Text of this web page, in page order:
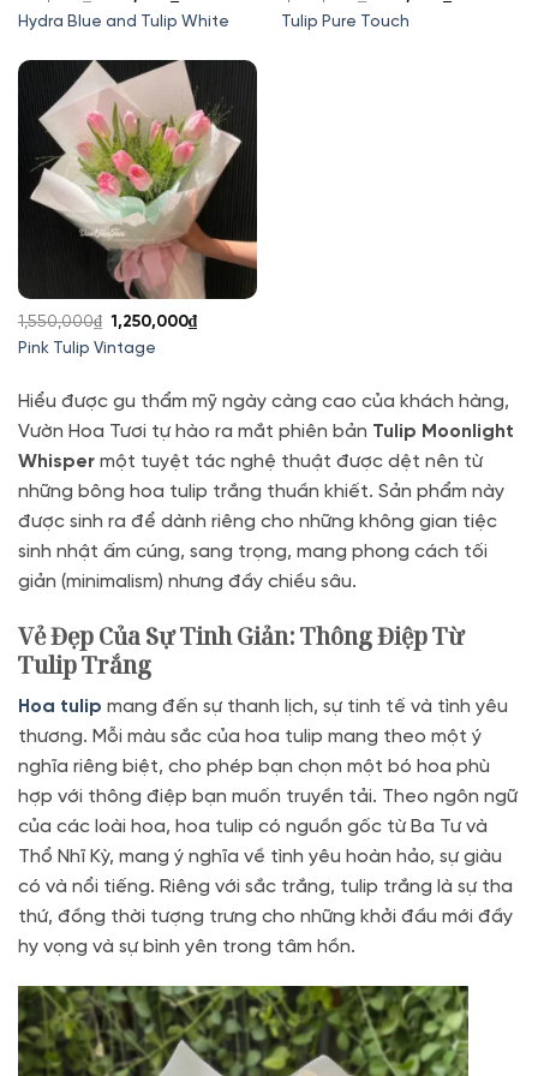
Hydra Blue and Tulip White
gốc
750,000₫.
hiện
là:
680,000₫.
Tulip Pure Touch
gốc
Pink Tulip Vintage
1,550,000₫ Giá
gốc
1,550,000₫.
1,250,000₫Giá
là:
Hiểu được gu thẩm mỹ ngày càng cao của khách hàng,
Vườn Hoa Tươi tự hào ra mắt phiên bản Tulip Moonlight
Whisper một tuyệt tác nghệ thuật được dệt nên từ
những bông hoa tulip trắng thuần khiết. Sản phẩm này
được sinh ra để dành riêng cho những không gian tiệc
sinh nhật ấm cúng, sang trọng, mang phong cách tối
giản (minimalism) nhưng đầy chiều sâu.
Vẻ Đẹp Của Sự Tinh Giản: Thông Điệp Từ
Tulip Trắng
Hoa tulip mang đến sự thanh lịch, sự tinh tế và tình yêu
thương. Mỗi màu sắc của hoa tulip mang theo một ý
nghĩa riêng biệt, cho phép bạn chọn một bó hoa phù
hợp với thông điệp bạn muốn truyền tải. Theo ngôn ngữ
của các loài hoa, hoa tulip có nguồn gốc từ Ba Tư và
Thổ Nhĩ Kỳ, mang ý nghĩa về tình yêu hoàn hảo, sự giàu
có và nổi tiếng. Riêng với sắc trắng, tulip trắng là sự tha
thứ, đồng thời tượng trưng cho những khởi đầu mới đầy
hy vọng và sự bình yên trong tâm hồn.